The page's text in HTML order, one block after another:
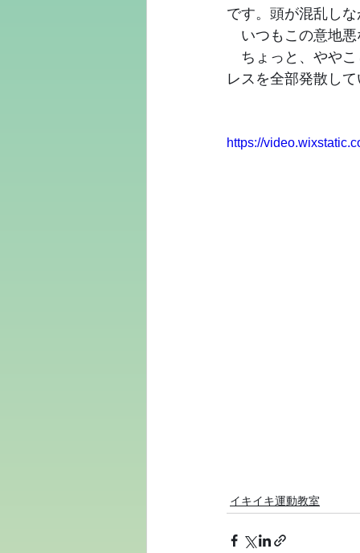
です。頭が混乱し
いつもこの意地悪
ちょっと、ややこ
レスを全部発散し
https://
イキイキ運動教室